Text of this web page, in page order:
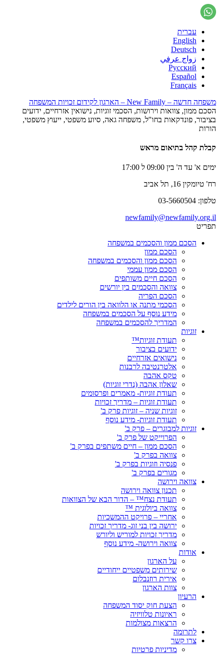
עברית
English
Deutsch
زواج عرفي
Русский
Español
Français
משפחה חדשה – New Family – הארגון לקידום זכויות המשפחה
הסכם ממון, צוואות וירושות, הסכמי זוגיות, נישואין אזרחיים, ידועים
בציבור, פונדקאות בחו"ל, משפחה גאה, סיוע משפטי, ייעוץ משפטי,
הורות
קבלת קהל בתיאום מראש
ימים א' עד ה' בין 09:00 ל 17:00
רח' טיומקין 16, תל אביב
טלפון: 03-5660504
newfamily@newfamily.org.il
תפריט
הסכם ממון והסכמים במשפחה
הסכם ממון
הסכם ממון והסכמים במשפחה
הסכם ממון עממי
הסכם חיים משותפים
צוואה והסכמים בין יורשים
הסכם הפריה
הסכמי מתנה או הלוואה בין הורים לילדים
מידע נוסף על הסכמים במשפחה
המדריך להסכמים במשפחה
זוגיות
תעודת זוגיות™
ידועים בציבור
נישואים אזרחיים
אלטרנטיבה לרבנות
טקס אהבה
שאלון אהבה (נדרי זוגיות)
תעודת זוגיות- מאמרים ופרסומים
תעודת זוגיות – מדריך זכויות
זוגיות שניה – זוגיות פרק ב'
תעודת זוגיות- מידע נוסף
זוגיות למבוגרים – פרק ב'
הפרוייקט של פרק ב'
הסכם ממון – חיים משתפים בפרק ב'
צוואה בפרק ב'
פנסיה וזוגיות בפרק ב'
מגורים בפרק ב'
צוואה וירושה
תכנון צוואה וירושה
תעודת נצח™ – הדור הבא של הצוואות
צוואה ביולוגית ™
אחריי – פרויקט ההמשכיות
ירושה בין בני זוג- מדריך זכויות
מדריך זכויות למוריש וליורש
צוואה וירושה- מידע נוסף
אודות
על הארגון
שירותים משפטיים ייחודיים
אירית רוזנבלום
צוות הארגון
הרעיון
הצעת חוק יסוד המשפחה
ראיונות טלוויזיה
הרצאות מצולמות
לתרומה
צרו קשר
מדיניות פרטיות